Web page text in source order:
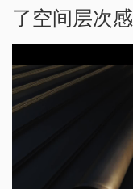
了空间层次